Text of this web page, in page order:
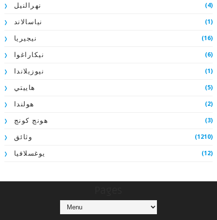
نهرالنيل (4)
نياسالاند (1)
نيجيريا (16)
نيكاراغوا (6)
نيوزيلاندا (1)
هاييتي (5)
هولندا (2)
هونج كونج (3)
وثائق (1210)
يوغسلافيا (12)